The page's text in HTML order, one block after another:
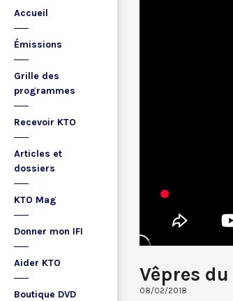
Accueil
Émissions
Grille des
programmes
Recevoir KTO
Articles et
dossiers
KTO Mag
Donner mon IFI
Aider KTO
Boutique DVD
Vêpres
08/02/2018